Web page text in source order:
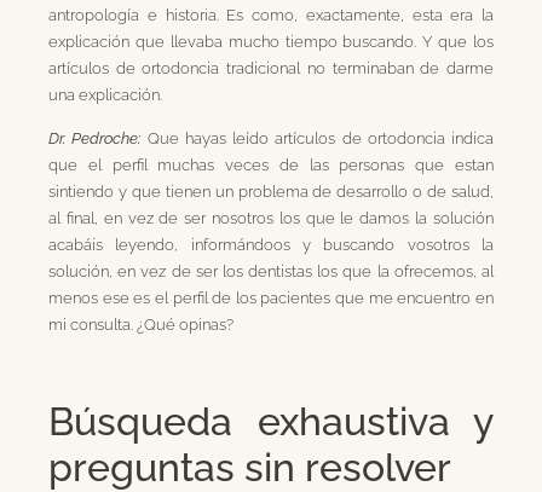
antropología e historia. Es como, exactamente, esta era la
explicación que llevaba mucho tiempo buscando. Y que los
artículos de ortodoncia tradicional no terminaban de darme
una explicación.
Dr. Pedroche: Que hayas leído artículos de ortodoncia indica
que el perfil muchas veces de las personas que estan
sintiendo y que tienen un problema de desarrollo o de salud,
al final, en vez de ser nosotros los que le damos la solución
acabáis leyendo, informándoos y buscando vosotros la
solución, en vez de ser los dentistas los que la ofrecemos, al
menos ese es el perfil de los pacientes que me encuentro en
mi consulta. ¿Qué opinas?
Búsqueda exhaustiva y
preguntas sin resolver